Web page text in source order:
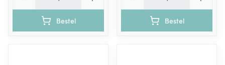
Bestel Bestel